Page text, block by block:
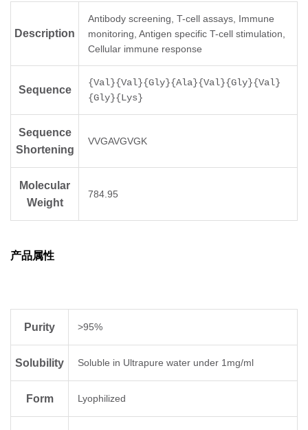
Description
Antibody screening, T-cell assays, Immune
monitoring, Antigen specific T-cell stimulation,
Cellular immune response
Sequence
{Val}{Val}{Gly}{Ala}{Val}{Gly}{Val}
{Gly}{Lys}
Sequence
Shortening
VVGAVGVGK
Molecular
Weight
784.95
产品属性
Purity >95%
Solubility Soluble in Ultrapure water under 1mg/ml
Form Lyophilized